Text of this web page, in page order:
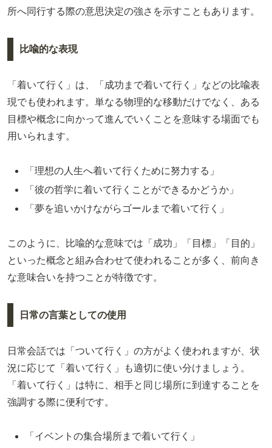
所へ同行する際の意思決定の強さを示すこともあります。
比喩的な表現
「着いて行く」は、「成功まで着いて行く」などの比喩表
現でも使われます。単なる物理的な移動だけでなく、ある
目標や概念に向かって進んでいくことを意味する場面でも
用いられます。
「理想の人生へ着いて行くために努力する」
「彼の哲学に着いて行くことができるかどうか」
「夢を追いかけながらゴールまで着いて行く」
このように、比喩的な意味では「成功」「目標」「目的」
といった概念と組み合わせて使われることが多く、前向き
な意味合いを持つことが特徴です。
日常の言葉としての使用
日常会話では「ついて行く」の方がよく使われますが、状
況に応じて「着いて行く」も適切に使い分けましょう。
「着いて行く」は特に、相手と同じ場所に到達することを
強調する際に便利です。
「イベントの集合場所まで着いて行く」